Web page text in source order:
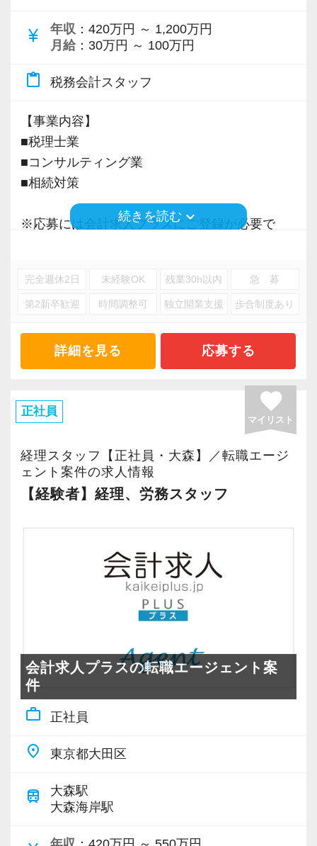
currency_yen 年収 ：420万円 ～ 1,200万円
月給 ：30万円 ～ 100万円
content_paste 税務会計スタッフ
【事業内容】
■税理士業
■コンサルティング業
■相続対策
※応募には会計求人プラスにご登録が必要で
続きを読むkeyboard_arrow_down
完全週休2日 未経験OK 残業30h以内 急 募
第2新卒歓迎 時間調整可 独立開業支援 歩合制度あり
詳細を見る 応募する
正社員 favorite
マイリスト
経理スタッフ【正社員・大森】／転職エージ
ェント案件の求人情報
【経験者】経理、労務スタッフ
会計求人プラスの転職エージェント案
件
work_outline 正社員
place 東京都大田区
train
大森駅
大森海岸駅